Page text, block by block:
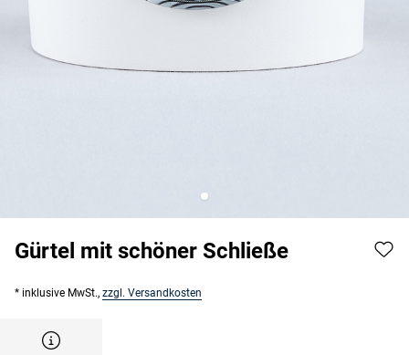
Gürtel mit schöner Schließe
* inklusive MwSt., zzgl. Versandkosten